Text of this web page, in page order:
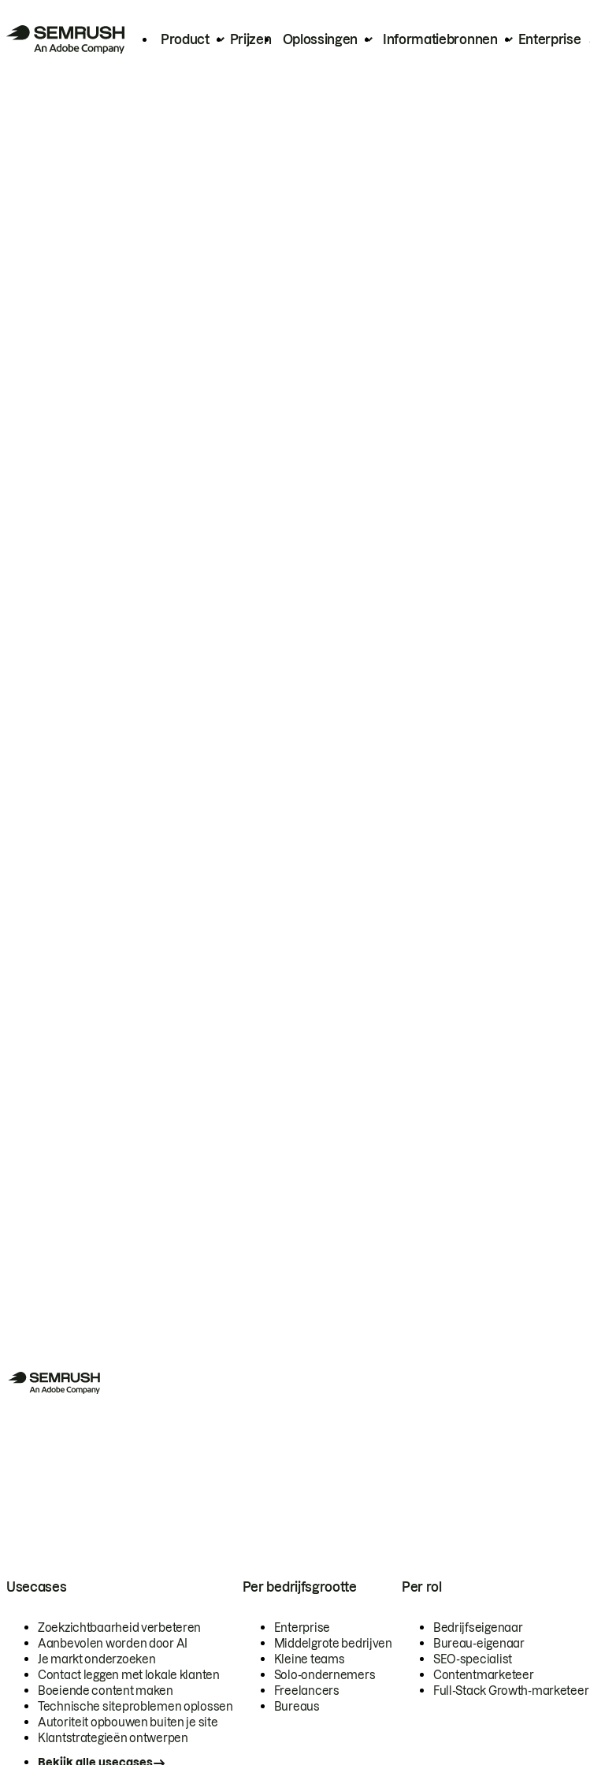
Product Prijzen Oplossingen Informatiebronnen Enterprise
Usecases
Zoekzichtbaarheid verbeteren
Aanbevolen worden door AI
Je markt onderzoeken
Contact leggen met lokale klanten
Boeiende content maken
Technische siteproblemen oplossen
Autoriteit opbouwen buiten je site
Klantstrategieën ontwerpen
Per bedrijfsgrootte
Enterprise
Middelgrote bedrijven
Kleine teams
Solo-ondernemers
Freelancers
Bureaus
Per rol
Bedrijfseigenaar
Bureau-eigenaar
SEO-specialist
Contentmarketeer
Full-Stack Growth-marketeer